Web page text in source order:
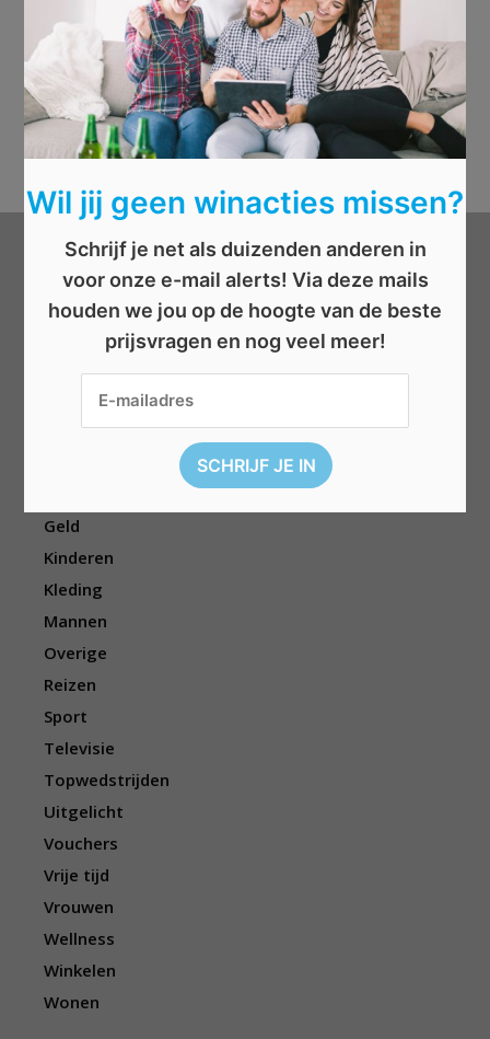
Categorieën
Cadeau
Dieren
Geld
Kinderen
Kleding
Mannen
Overige
Reizen
Sport
Televisie
Topwedstrijden
Uitgelicht
Vouchers
Vrije tijd
Vrouwen
Wellness
Winkelen
Wonen
Wil jij geen winacties missen?
Schrijf je net als duizenden anderen in
voor onze e-mail alerts! Via deze mails
houden we jou op de hoogte van de beste
prijsvragen en nog veel meer!